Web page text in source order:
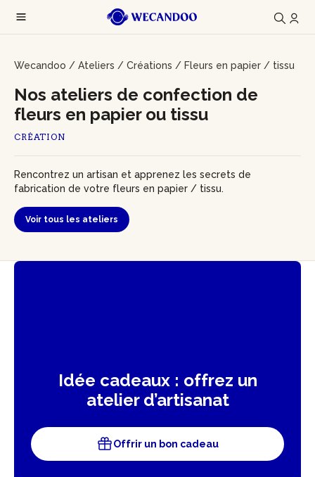
Wecandoo / Ateliers / Créations / Fleurs en papier / tissu
CRÉATION
Nos ateliers de confection de
fleurs en papier ou tissu
Rencontrez un artisan et apprenez les secrets de
fabrication de votre fleurs en papier / tissu.
Voir tous les ateliers
Idée cadeaux : offrez un
atelier d’artisanat
Offrir un bon cadeau